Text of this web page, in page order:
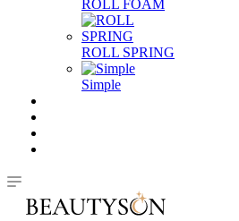
ROLL FOAM
ROLL SPRING
Simple